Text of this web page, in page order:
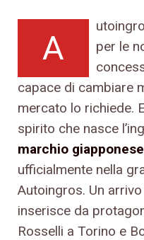
A
per le
capace di cambiare
mercato lo richiede.
spirito che nasce
marchio giapponese
ufficialmente nella
Autoingros. Un
inserisce da
Rosselli a Torino e